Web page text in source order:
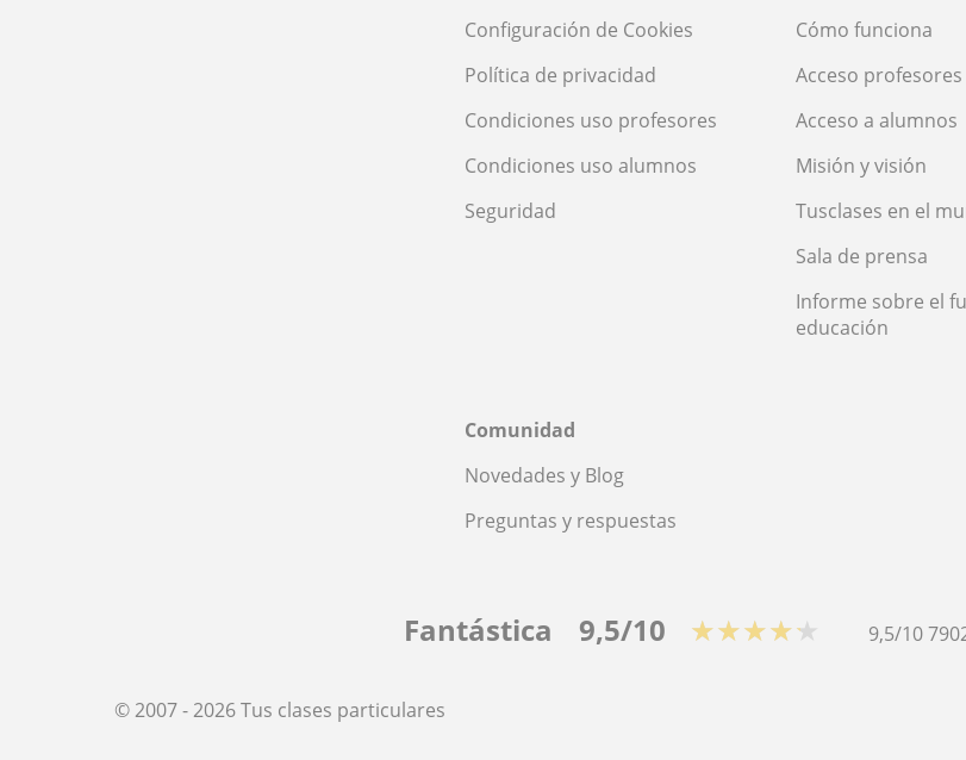
Configuración de Cookies
Política de privacidad
Condiciones uso profesores
Condiciones uso alumnos
Seguridad
Cómo funciona
Acceso profesores
Acceso a alumnos
Misión y visión
Tusclases en el
Sala de prensa
Informe sobre el
educación
Comunidad
Novedades y Blog
Preguntas y respuestas
Fantástica 9,5/10 ★★★★★ 9,5/10
© 2007 - 2026 Tus clases particulares